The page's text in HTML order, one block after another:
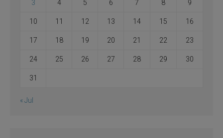
3 4 5 6 7 8 9
10 11 12 13 14 15 16
17 18 19 20 21 22 23
24 25 26 27 28 29 30
31
« Jul